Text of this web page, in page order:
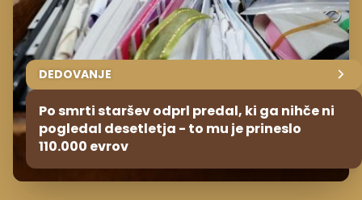
DEDOVANJE
Po smrti staršev odprl predal, ki ga nihče ni
pogledal desetletja - to mu je prineslo
110.000 evrov